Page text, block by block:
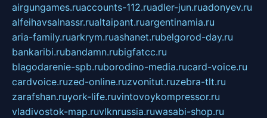
airgungames.ruaccounts-112.ruadler-jun.ruadonyev.ru
alfeihavsalnassr.rualtaipant.ruargentinamia.ru
aria-family.ruarkrym.ruashanet.rubelgorod-day.ru
bankaribi.rubandamn.rubigfatcc.ru
blagodarenie-spb.ruborodino-media.rucard-voice.ru
cardvoice.ruzed-online.ruzvonitut.ruzebra-tlt.ru
zarafshan.ruyork-life.ruvintovoykompressor.ru
vladivostok-map.ruvlknrussia.ruwasabi-shop.ru